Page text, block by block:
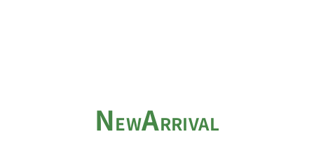
NEWARRIVAL
Silk
Brush
ー）
ラッ